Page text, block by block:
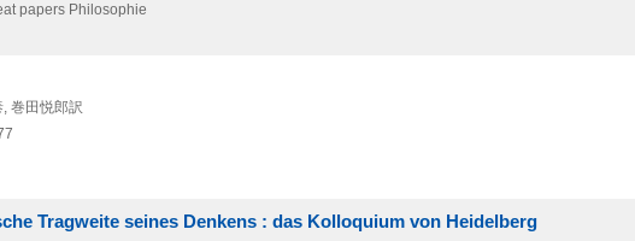
papers Philosophie
巻田悦郎訳
Tragweite seines Denkens : das Kolloquium von Heidelberg